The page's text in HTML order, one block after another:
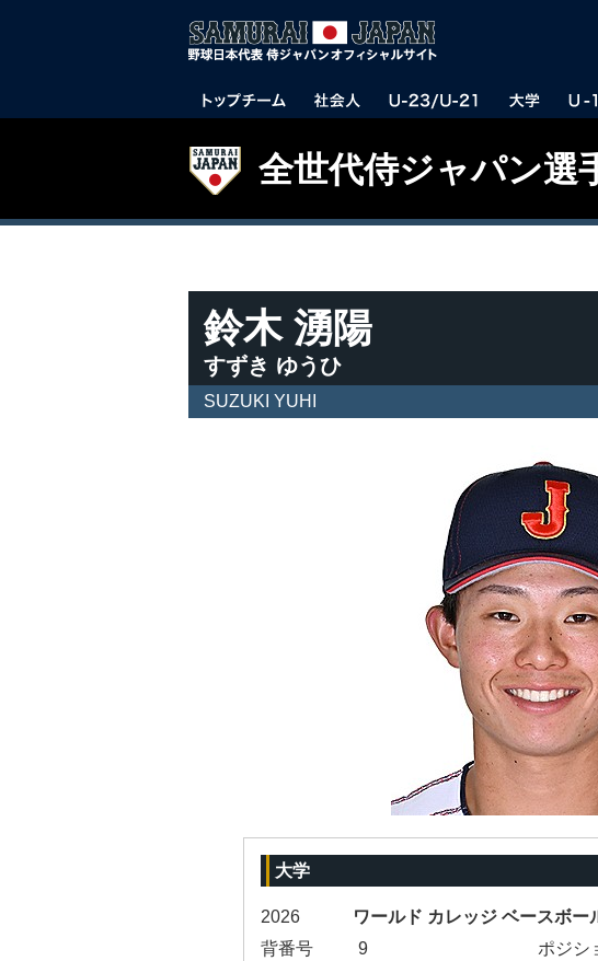
全世代侍ジャパン選
鈴木 湧陽
すずき ゆうひ
SUZUKI YUHI
大学
2026
ワールド カレッジ ベースボー
背番号
9 ポジシ